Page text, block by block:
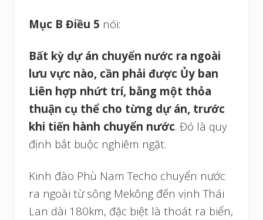
Mục B Điều 5 nói:
Bất kỳ dự án chuyển nước ra ngoài
lưu vực nào, cần phải được Ủy ban
Liên hợp nhứt trí, bằng một thỏa
thuận cụ thể cho từng dự án, trước
khi tiến hành chuyển nước. Đó là quy
định bắt buộc nghiêm ngặt.
Kinh đào Phù Nam Techo chuyển nước
ra ngoài từ sông Mekông đến vịnh Thái
Lan dài 180km, đặc biệt là thoát ra biển,